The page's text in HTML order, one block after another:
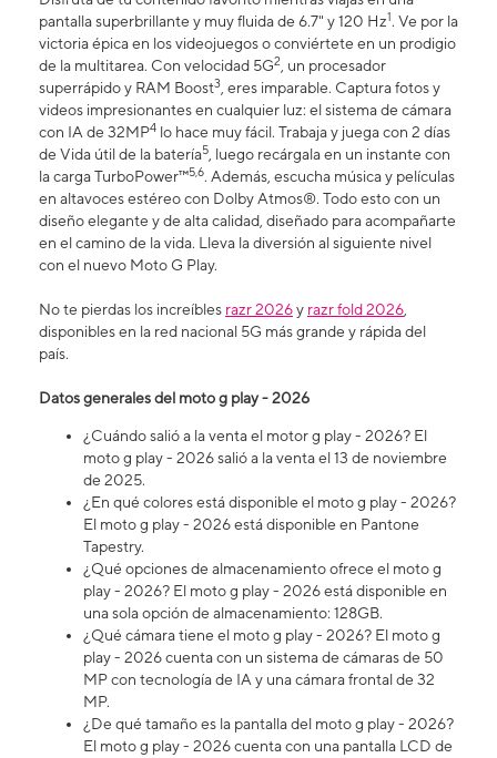
pantalla superbrillante y muy fluida de 6.7" y 120 Hz1. Ve por la
victoria épica en los videojuegos o conviértete en un prodigio
de la multitarea. Con velocidad 5G2, un procesador
superrápido y RAM Boost3, eres imparable. Captura fotos y
videos impresionantes en cualquier luz: el sistema de cámara
con IA de 32MP4 lo hace muy fácil. Trabaja y juega con 2 días
de Vida útil de la batería5, luego recárgala en un instante con
la carga TurboPower™5,6. Además, escucha música y películas
en altavoces estéreo con Dolby Atmos®. Todo esto con un
diseño elegante y de alta calidad, diseñado para acompañarte
en el camino de la vida. Lleva la diversión al siguiente nivel
con el nuevo Moto G Play.
No te pierdas los increíbles razr 2026y razr fold 2026,
disponibles en la red nacional 5G más grande y rápida del
país.
Datos generales del moto g play - 2026
¿Cuándo salió a la venta el motor g play - 2026? El
moto g play - 2026 salió a la venta el 13 de noviembre
de 2025.
¿En qué colores está disponible el moto g play - 2026?
El moto g play - 2026 está disponible en Pantone
Tapestry.
¿Qué opciones de almacenamiento ofrece el moto g
play - 2026? El moto g play - 2026 está disponible en
una sola opción de almacenamiento: 128GB.
¿Qué cámara tiene el moto g play - 2026? El moto g
play - 2026 cuenta con un sistema de cámaras de 50
MP con tecnología de IA y una cámara frontal de 32
MP.
¿De qué tamaño es la pantalla del moto g play - 2026?
El moto g play - 2026 cuenta con una pantalla LCD de